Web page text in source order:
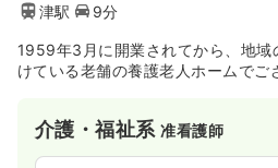
津駅
9分
1959年3月に開業されてから、地域
けている老舗の養護老人ホームでご
介護・福祉系准看護師